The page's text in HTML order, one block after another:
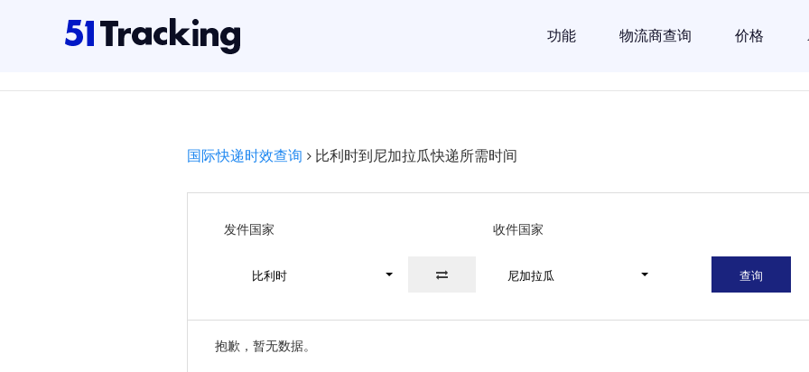
功能 物流商查询 价格
国际快递时效查询 比利时到尼加拉瓜快递所需时间
发件国家 收件国家
比利时 尼加拉瓜 查询
抱歉，暂无数据。